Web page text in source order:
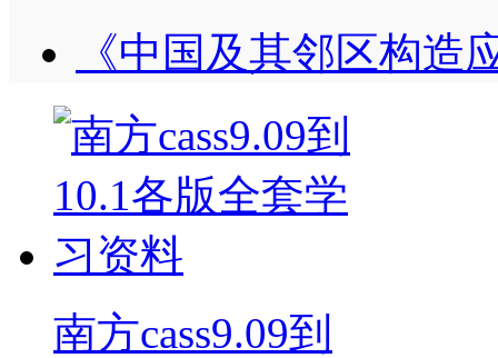
《中国及其邻区构造
南方cass9.09到